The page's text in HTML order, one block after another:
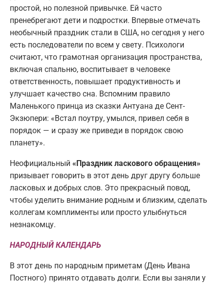
простой, но полезной привычке. Ей часто
пренебрегают дети и подростки. Впервые отмечать
необычный праздник стали в США, но сегодня у него
есть последователи по всем у свету. Психологи
считают, что грамотная организация пространства,
включая спальню, воспитывает в человеке
ответственность, повышает продуктивность и
улучшает качество сна. Вспомним правило
Маленького принца из сказки Антуана де Сент-
Экзюпери: «Встал поутру, умылся, привел себя в
порядок — и сразу же приведи в порядок свою
планету».
Неофициальный «Праздник ласкового обращения»
призывает говорить в этот день друг другу больше
ласковых и добрых слов. Это прекрасный повод,
чтобы уделить внимание родным и близким, сделать
коллегам комплименты или просто улыбнуться
незнакомцу.
НАРОДНЫЙ КАЛЕНДАРЬ
В этот день по народным приметам (День Ивана
Постного) принято отдавать долги. Если вы заняли у